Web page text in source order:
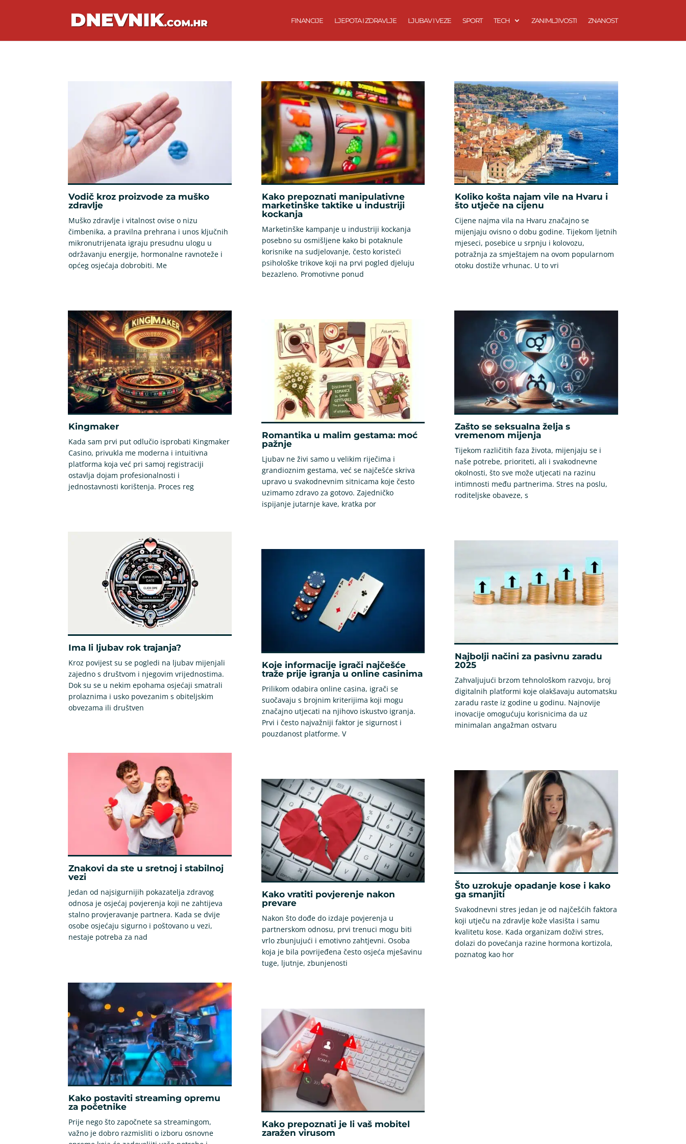
FINANCIJE LJEPOTA I ZDRAVLJE LJUBAV I VEZE SPORT TECH ZANIMLJIVOSTI ZNANOST
Vodič kroz proizvode za muško
zdravlje
Muško zdravlje i vitalnost ovise o nizu
čimbenika, a pravilna prehrana i unos ključnih
mikronutrijenata igraju presudnu ulogu u
održavanju energije, hormonalne ravnoteže i
općeg osjećaja dobrobiti. Me
Kingmaker
Kada sam prvi put odlučio isprobati Kingmaker
Casino, privukla me moderna i intuitivna
platforma koja već pri samoj registraciji
ostavlja dojam profesionalnosti i
jednostavnosti korištenja. Proces reg
Ima li ljubav rok trajanja?
Kroz povijest su se pogledi na ljubav mijenjali
zajedno s društvom i njegovim vrijednostima.
Dok su se u nekim epohama osjećaji smatrali
prolaznima i usko povezanim s obiteljskim
obvezama ili društven
Znakovi da ste u sretnoj i stabilnoj
vezi
Jedan od najsigurnijih pokazatelja zdravog
odnosa je osjećaj povjerenja koji ne zahtijeva
stalno provjeravanje partnera. Kada se dvije
osobe osjećaju sigurno i poštovano u vezi,
nestaje potreba za nad
Kako postaviti streaming opremu
za početnike
Prije nego što započnete sa streamingom,
važno je dobro razmisliti o izboru osnovne
Kako prepoznati manipulativne
marketinške taktike u industriji
kockanja
Marketinške kampanje u industriji kockanja
posebno su osmišljene kako bi potaknule
korisnike na sudjelovanje, često koristeći
psihološke trikove koji na prvi pogled djeluju
bezazleno. Promotivne ponud
Romantika u malim gestama: moć
pažnje
Ljubav ne živi samo u velikim riječima i
grandioznim gestama, već se najčešće skriva
upravo u svakodnevnim sitnicama koje često
uzimamo zdravo za gotovo. Zajedničko
ispijanje jutarnje kave, kratka por
Koje informacije igrači najčešće
traže prije igranja u online casinima
Prilikom odabira online casina, igrači se
suočavaju s brojnim kriterijima koji mogu
značajno utjecati na njihovo iskustvo igranja.
Prvi i često najvažniji faktor je sigurnost i
pouzdanost platforme. V
Kako vratiti povjerenje nakon
prevare
Nakon što dođe do izdaje povjerenja u
partnerskom odnosu, prvi trenuci mogu biti
vrlo zbunjujući i emotivno zahtjevni. Osoba
koja je bila povrijeđena često osjeća mješavinu
tuge, ljutnje, zbunjenosti
Kako prepoznati je li vaš mobitel
zaražen virusom
Koliko košta najam vile na Hvaru i
što utječe na cijenu
Cijene najma vila na Hvaru značajno se
mijenjaju ovisno o dobu godine. Tijekom ljetnih
mjeseci, posebice u srpnju i kolovozu,
potražnja za smještajem na ovom popularnom
otoku dostiže vrhunac. U to vri
Zašto se seksualna želja s
vremenom mijenja
Tijekom različitih faza života, mijenjaju se i
naše potrebe, prioriteti, ali i svakodnevne
okolnosti, što sve može utjecati na razinu
intimnosti među partnerima. Stres na poslu,
roditeljske obaveze, s
Najbolji načini za pasivnu zaradu
2025
Zahvaljujući brzom tehnološkom razvoju, broj
digitalnih platformi koje olakšavaju automatsku
zaradu raste iz godine u godinu. Najnovije
inovacije omogućuju korisnicima da uz
minimalan angažman ostvaru
Što uzrokuje opadanje kose i kako
ga smanjiti
Svakodnevni stres jedan je od najčešćih faktora
koji utječu na zdravlje kože vlasišta i samu
kvalitetu kose. Kada organizam doživi stres,
dolazi do povećanja razine hormona kortizola,
poznatog kao hor